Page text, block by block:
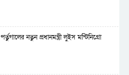
পর্তুগালের নতুন প্রধানমন্ত্রী লুইস মন্টিনিগ্রো